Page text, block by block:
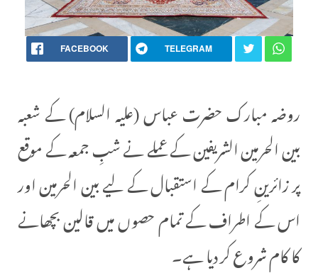
FACEBOOK TELEGRAM
روضہ مبارک حضرت عباس (علیہ السلام) کے شعبہ
بین الحرمین الشریفین کے عملے نے شبِ جمعہ کے موقع
پر زائرینِ کرام کے استقبال کے لیے بین الحرمین اور
اس کے اطراف کے تمام حصوں میں قالین بچھانے
کا کام شروع کر دیا ہے۔